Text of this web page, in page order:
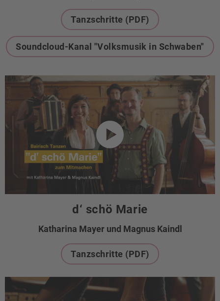
Tanzschritte (PDF)
Soundcloud-Kanal "Volksmusik in Schwaben"
d‘ schö Marie
Katharina Mayer und Magnus Kaindl
Tanzschritte (PDF)